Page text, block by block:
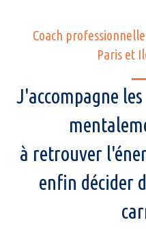
Coach
Paris et
J'accompagne
à retrouver
enfin décider